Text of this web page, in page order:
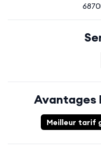
Avantages
Meilleur tarif